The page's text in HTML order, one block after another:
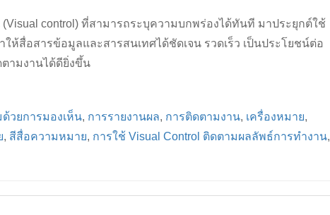
control) ที่สามารถระบุความบกพร่องได้ทันที มาประยุกต์ใช้
ห้สื่อสารข้อมูลและสารสนเทศได้ชัดเจน รวดเร็ว เป็นประโยชน์ต่อ
ามงานได้ดียิ่งขึ้น
วยการมองเห็น, การรายงานผล, การติดตามงาน, เครื่องหมาย,
, สีสื่อความหมาย, การใช้ Visual Control ติดตามผลลัพธ์การทำงาน,